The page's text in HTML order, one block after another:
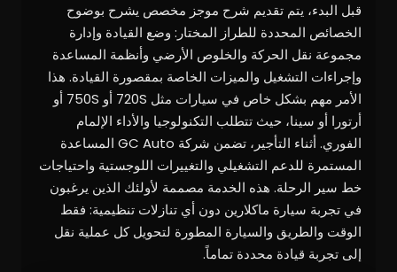
قبل البدء، يتم تقديم شرح موجز مخصص يشرح بوضوح
الخصائص المحددة للطراز المختار: وضع القيادة وإدارة
مجموعة نقل الحركة والخلوص الأرضي وأنظمة المساعدة
وإجراءات التشغيل والميزات الخاصة بمقصورة القيادة. هذا
الأمر مهم بشكل خاص في سيارات مثل 720S أو 750S أو
أرتورا أو سينا، حيث تتطلب التكنولوجيا والأداء الإلمام
الفوري. أثناء التأجير، تضمن شركة GC Auto المساعدة
المستمرة للدعم التشغيلي والتغييرات اللوجستية واحتياجات
خط سير الرحلة. هذه الخدمة مصممة لأولئك الذين يرغبون
في تجربة سيارة ماكلارين دون أي تنازلات تنظيمية: فقط
الوقت والطريق والسيارة المطورة لتحويل كل عملية نقل
إلى تجربة قيادة محددة تماماً.